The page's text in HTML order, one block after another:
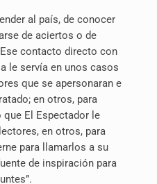
al país, de conocer
de aciertos o de
contacto directo con
le servía en unos casos
que se apersonaran e
en otros, para
que El Espectador le
en otros, para
para llamarlos a su
de inspiración para